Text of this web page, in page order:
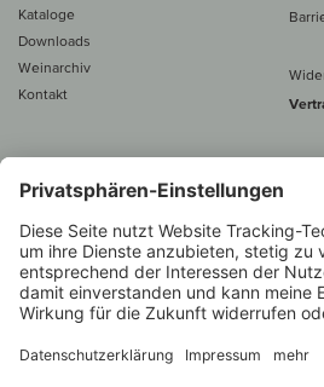
Kataloge
Downloads
Weinarchiv
Kontakt
Alle